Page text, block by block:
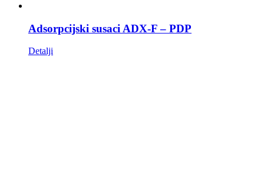
Adsorpcijski susaci ADX-F – PDP
Detalji